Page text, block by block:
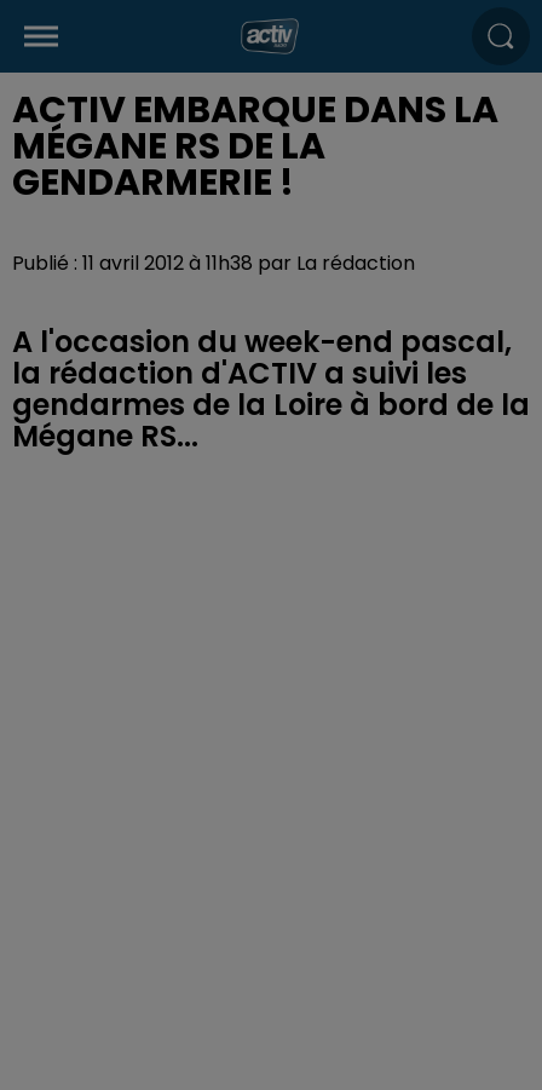
ACTIV EMBARQUE DANS LA
MÉGANE RS DE LA
GENDARMERIE !
Publié : 11 avril 2012 à 11h38 par La rédaction
A l'occasion du week-end pascal,
la rédaction d'ACTIV a suivi les
gendarmes de la Loire à bord de la
Mégane RS...